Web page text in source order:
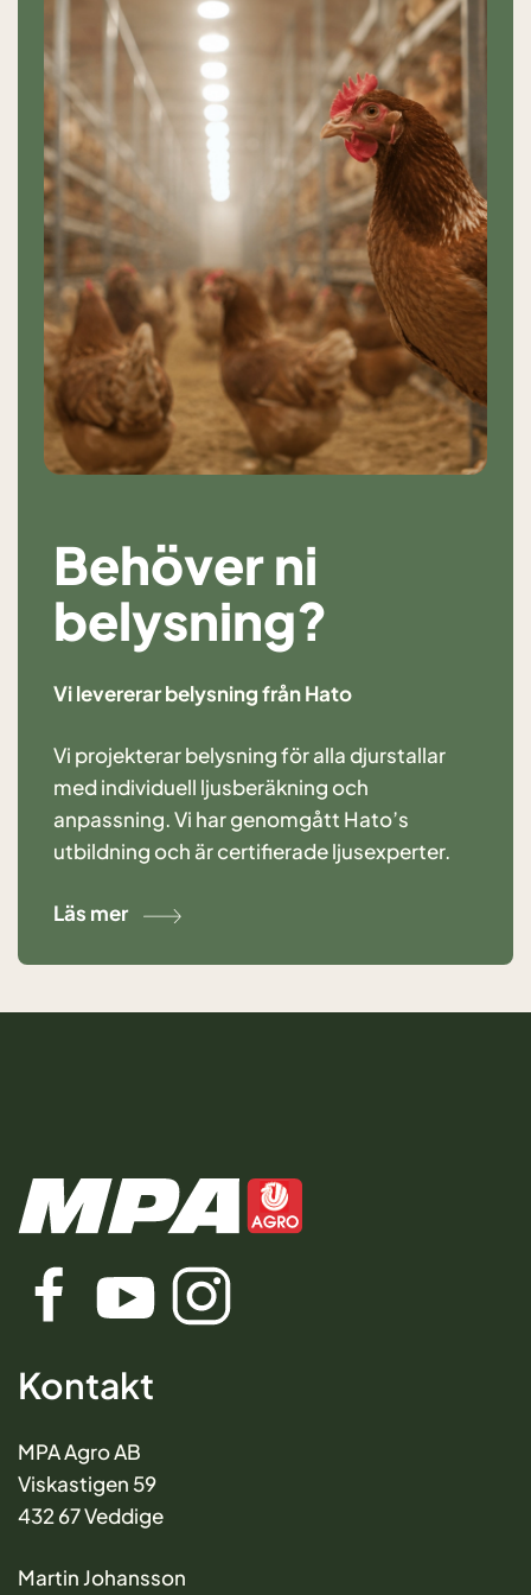
Behöver ni
belysning?
Vi levererar belysning från Hato
Vi projekterar belysning för alla djurstallar
med individuell ljusberäkning och
anpassning. Vi har genomgått Hato’s
utbildning och är certifierade ljusexperter.
Läs mer
Kontakt
MPA Agro AB
Viskastigen 59
432 67 Veddige
Martin Johansson